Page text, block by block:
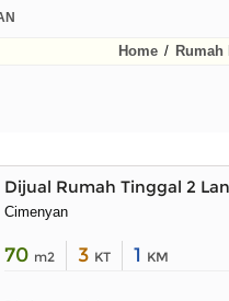
Home / Rumah
Dijual Rumah Tinggal 2
Cimenyan
70 m2 3 KT 1 KM